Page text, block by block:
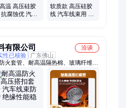
温 高压硅胶
腐蚀优 汽车
软质款 高压硅胶
线 汽车线束用 耐
有限公司
洽谈
性已核验
广东佛山
火套管、耐高温隔热棉、玻璃纤维套
制套管、PET套管、搭扣式防火套
、管筒式防火套管